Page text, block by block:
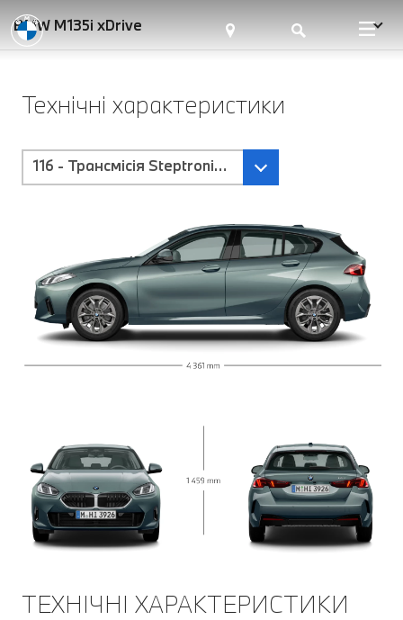
BMW M135i xDrive
Технічні характеристики
116 - Трансмісія Steptronic з подвійним
ТЕХНІЧНІ ХАРАКТЕРИСТИКИ